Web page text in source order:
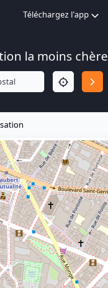
Téléchargez l'app
la moins chère